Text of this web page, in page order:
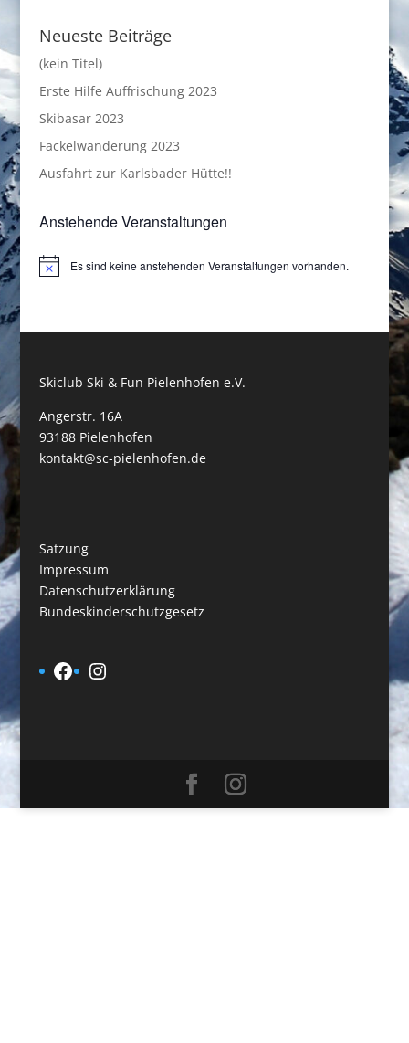
Neueste Beiträge
(kein Titel)
Erste Hilfe Auffrischung 2023
Skibasar 2023
Fackelwanderung 2023
Ausfahrt zur Karlsbader Hütte!!
Anstehende Veranstaltungen
HinweisEs sind keine anstehenden Veranstaltungen vorhanden.
Skiclub Ski & Fun Pielenhofen e.V.
Angerstr. 16A
93188 Pielenhofen
kontakt@sc-pielenhofen.de
Satzung
Impressum
Datenschutzerklärung
Bundeskinderschutzgesetz
Facebook
Instagram